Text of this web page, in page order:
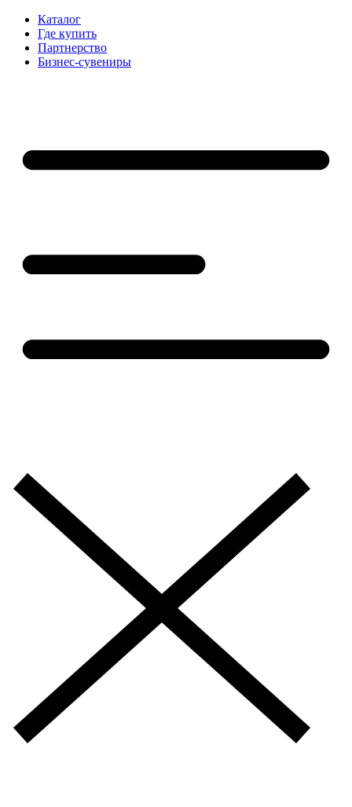
Каталог
Где купить
Партнерство
Бизнес-сувениры